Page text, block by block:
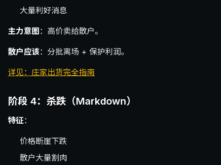
大量利好消息
主力意图 ：高价卖给散户。
散户应该：分批离场 + 保护利润。
详见：庄家出货完全指南
阶段 4：杀跌（Markdown）
特征：
价格断崖下跌
散户大量割肉